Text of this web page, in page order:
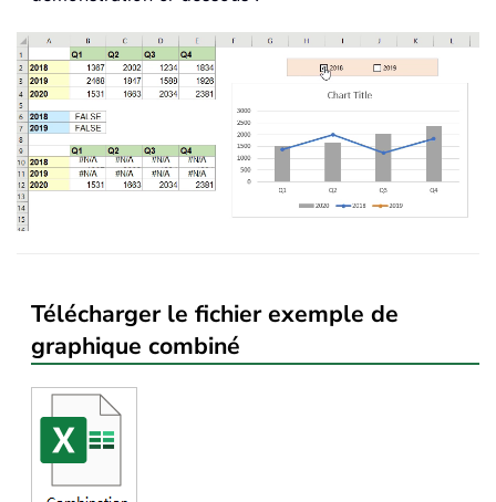
Télécharger le fichier exemple de
graphique combiné